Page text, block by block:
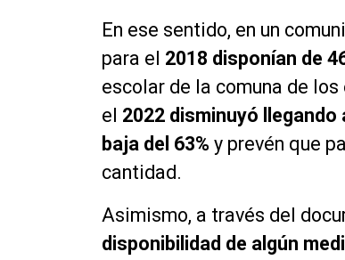
En ese sentido, en un
para el 2018 disponían de
escolar de la comuna de
el 2022 disminuyó
baja del 63% y prevén que
cantidad.
Asimismo, a través del
disponibilidad de algún